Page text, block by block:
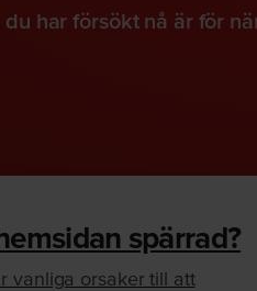
du har försökt nå är för
spärrad?
vanliga orsaker till att